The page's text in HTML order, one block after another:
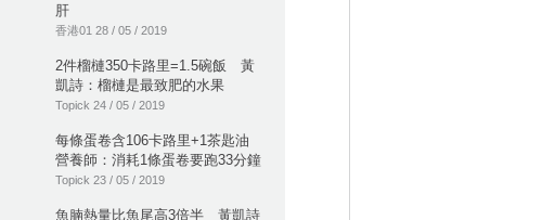
肝
香港01 28 / 05 / 2019
2件榴槤350卡路里=1.5碗飯 黃
凱詩：榴槤是最致肥的水果
Topick 24 / 05 / 2019
每條蛋卷含106卡路里+1茶匙油
營養師：消耗1條蛋卷要跑33分鐘
Topick 23 / 05 / 2019
魚腩熱量比魚尾高3倍半 黃凱詩